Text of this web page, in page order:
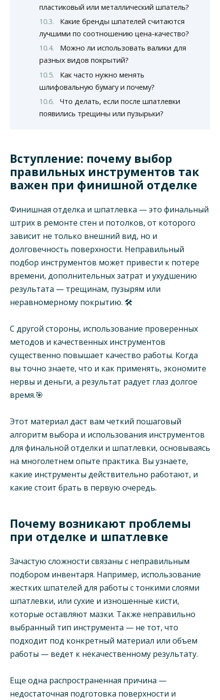
пластиковый или металлический шпатель?
Какие бренды шпателей считаются
лучшими по соотношению цена-качество?
Можно ли использовать валики для
разных видов покрытий?
Как часто нужно менять
шлифовальную бумагу и почему?
Что делать, если после шпатлевки
появились трещины или пузырьки?
Вступление: почему выбор
правильных инструментов так
важен при финишной отделке
Финишная отделка и шпатлевка — это финальный
штрих в ремонте стен и потолков, от которого
зависит не только внешний вид, но и
долговечность поверхности. Неправильный
подбор инструментов может привести к потере
времени, дополнительных затрат и ухудшению
результата — трещинам, пузырям или
неравномерному покрытию. 🛠️
С другой стороны, использование проверенных
методов и качественных инструментов
существенно повышает качество работы. Когда
вы точно знаете, что и как применять, экономите
нервы и деньги, а результат радует глаз долгое
время.🎯
Этот материал даст вам четкий пошаговый
алгоритм выбора и использования инструментов
для финальной отделки и шпатлевки, основываясь
на многолетнем опыте практика. Вы узнаете,
какие инструменты действительно работают, и
какие стоит брать в первую очередь.
Почему возникают проблемы
при отделке и шпатлевке
Зачастую сложности связаны с неправильным
подбором инвентаря. Например, использование
жестких шпателей для работы с тонкими слоями
шпатлевки, или сухие и изношенные кисти,
которые оставляют мазки. Также неправильно
выбранный тип инструмента — не тот, что
подходит под конкретный материал или объем
работы — ведет к некачественному результату.
Еще одна распространенная причина —
недостаточная подготовка поверхности и